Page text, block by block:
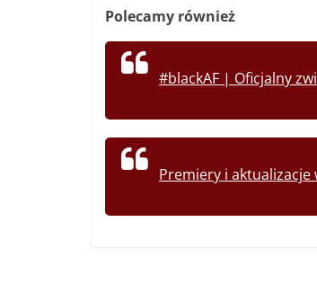
Polecamy również
#blackAF | Oficjalny
Premiery i aktualizacje